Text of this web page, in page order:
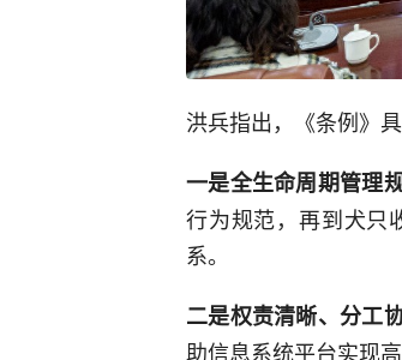
洪兵指出，《条例》
一是全生命周期管理
行为规范，再到犬只
系。
二是权责清晰、分工
助信息系统平台实现高